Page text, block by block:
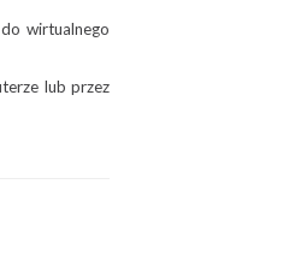
wirtualnego
lub przez